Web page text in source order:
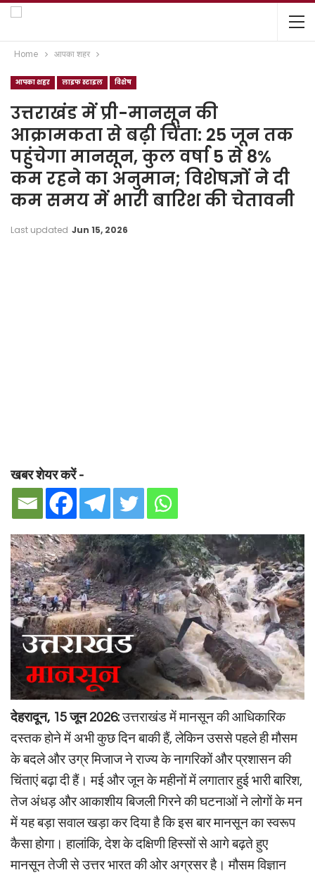
Home आपका शहर
आपका शहर लाइफ स्टाइल विशेष
उत्तराखंड में प्री-मानसून की
आक्रामकता से बढ़ी चिंता: 25 जून तक
पहुंचेगा मानसून, कुल वर्षा 5 से 8%
कम रहने का अनुमान; विशेषज्ञों ने दी
कम समय में भारी बारिश की चेतावनी
Last updated Jun 15, 2026
खबर शेयर करें -
देहरादून, 15 जून 2026:उत्तराखंड में मानसून की आधिकारिक
दस्तक होने में अभी कुछ दिन बाकी हैं, लेकिन उससे पहले ही मौसम
के बदले और उग्र मिजाज ने राज्य के नागरिकों और प्रशासन की
चिंताएं बढ़ा दी हैं। मई और जून के महीनों में लगातार हुई भारी बारिश,
तेज अंधड़ और आकाशीय बिजली गिरने की घटनाओं ने लोगों के मन
में यह बड़ा सवाल खड़ा कर दिया है कि इस बार मानसून का स्वरूप
कैसा होगा। हालांकि, देश के दक्षिणी हिस्सों से आगे बढ़ते हुए
मानसून तेजी से उत्तर भारत की ओर अग्रसर है। मौसम विज्ञान